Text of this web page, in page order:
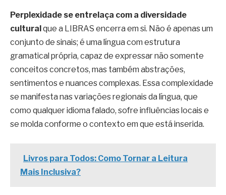
Perplexidade se entrelaça com a diversidade
cultural que a LIBRAS encerra em si. Não é apenas um
conjunto de sinais; é uma língua com estrutura
gramatical própria, capaz de expressar não somente
conceitos concretos, mas também abstrações,
sentimentos e nuances complexas. Essa complexidade
se manifesta nas variações regionais da língua, que
como qualquer idioma falado, sofre influências locais e
se molda conforme o contexto em que está inserida.
Livros para Todos: Como Tornar a Leitura
Mais Inclusiva?